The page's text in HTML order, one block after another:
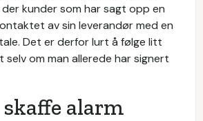
kunder som har sagt opp en
av sin leverandør med en
Det er derfor lurt å følge litt
selv om man allerede har signert
alarm